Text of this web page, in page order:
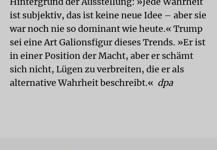
ist subjektiv, das ist keine neue Idee – aber sie
war noch nie so dominant wie heute.« Trump
sei eine Art Galionsfigur dieses Trends. »Er ist
in einer Position der Macht, aber er schämt
sich nicht, Lügen zu verbreiten, die er als
alternative Wahrheit beschreibt.« dpa